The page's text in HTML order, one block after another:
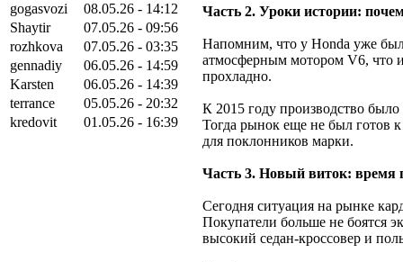
gogasvozi
08.05.26 - 14:12
Shaytir
07.05.26 - 09:56
rozhkova
07.05.26 - 03:35
gennadiy
06.05.26 - 14:59
Karsten
06.05.26 - 14:39
terrance
05.05.26 - 20:32
kredovit
01.05.26 - 16:39
Часть 2. Уроки истории:
Напомним, что у Honda уже
атмосферным мотором V6, что и
прохладно.
К 2015 году производство
Тогда рынок еще не был готов
для поклонников марки.
Часть 3. Новый виток: время
Сегодня ситуация на рынке
Покупатели больше не боятся
высокий седан-кроссовер и